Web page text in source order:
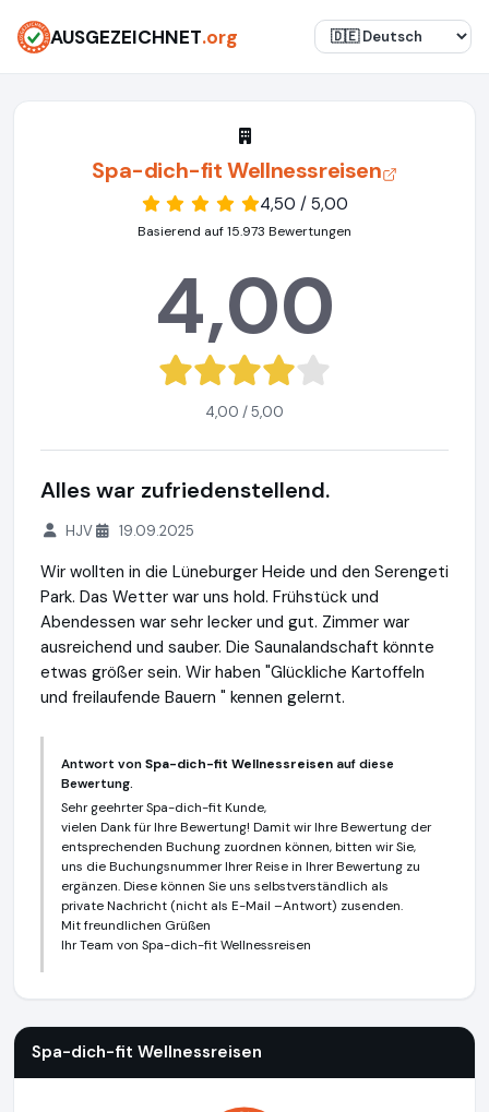
AUSGEZEICHNET.org
Spa-dich-fit Wellnessreisen
4,50 / 5,00
Basierend auf 15.973 Bewertungen
4,00
4,00 / 5,00
Alles war zufriedenstellend.
HJV 19.09.2025
Wir wollten in die Lüneburger Heide und den Serengeti
Park. Das Wetter war uns hold. Frühstück und
Abendessen war sehr lecker und gut. Zimmer war
ausreichend und sauber. Die Saunalandschaft könnte
etwas größer sein. Wir haben "Glückliche Kartoffeln
und freilaufende Bauern " kennen gelernt.
Antwort vonSpa-dich-fit Wellnessreisen auf diese
Bewertung.
Sehr geehrter Spa-dich-fit Kunde,
vielen Dank für Ihre Bewertung! Damit wir Ihre Bewertung der
entsprechenden Buchung zuordnen können, bitten wir Sie,
uns die Buchungsnummer Ihrer Reise in Ihrer Bewertung zu
ergänzen. Diese können Sie uns selbstverständlich als
private Nachricht (nicht als E-Mail –Antwort) zusenden.
Mit freundlichen Grüßen
Ihr Team von Spa-dich-fit Wellnessreisen
Spa-dich-fit Wellnessreisen